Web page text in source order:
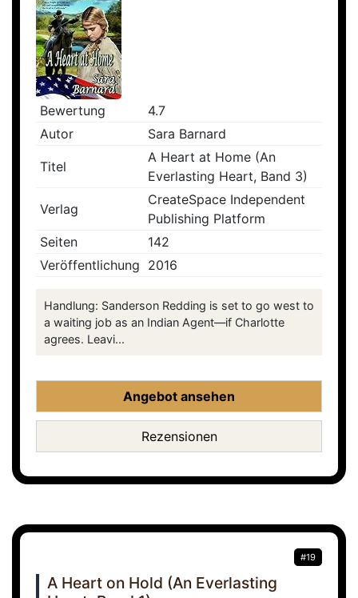
Bewertung
4.7
Autor
Sara Barnard
Titel
A Heart at Home (An
Everlasting Heart, Band 3)
Verlag
CreateSpace Independent
Publishing Platform
Seiten
142
Veröffentlichung 2016
Handlung: Sanderson Redding is set to go west to
a waiting job as an Indian Agent—if Charlotte
agrees. Leavi...
Angebot ansehen
Rezensionen
#19
A Heart on Hold (An Everlasting